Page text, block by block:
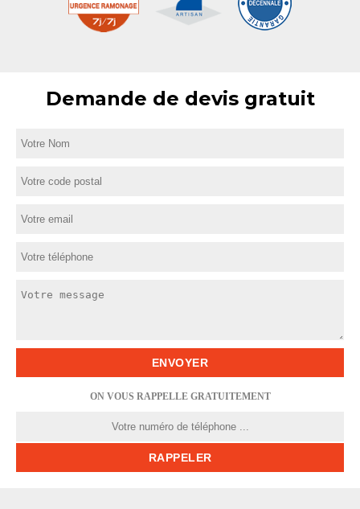
Demande de devis gratuit
ON VOUS RAPPELLE GRATUITEMENT